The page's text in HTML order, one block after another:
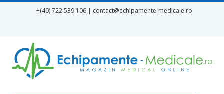
+(40) 722 539 106 | contact@echipamente-medicale.ro